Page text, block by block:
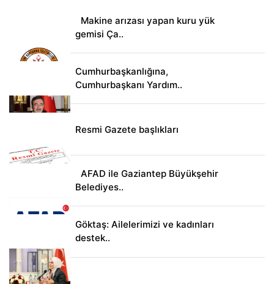
Makine arızası yapan kuru yük
gemisi Ça..
Cumhurbaşkanlığına,
Cumhurbaşkanı Yardım..
Resmi Gazete başlıkları
AFAD ile Gaziantep Büyükşehir
Belediyes..
Göktaş: Ailelerimizi ve kadınları
destek..